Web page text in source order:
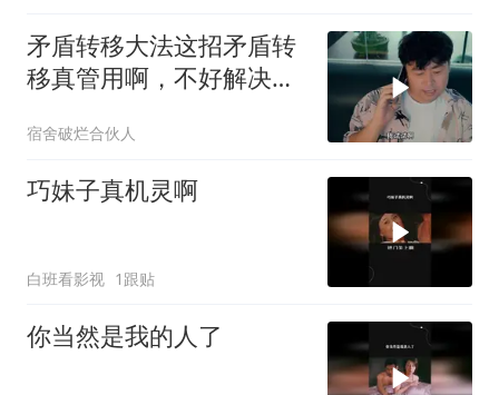
矛盾转移大法这招矛盾转
移真管用啊，不好解决的
宿舍破烂合伙人
巧妹子真机灵啊
白班看影视 1跟贴
你当然是我的人了